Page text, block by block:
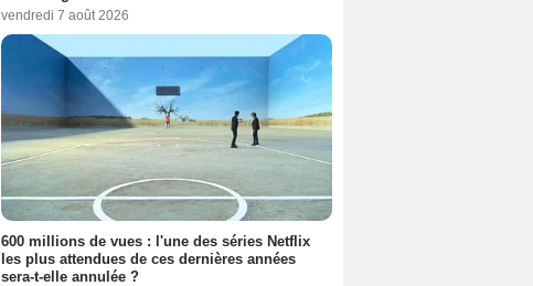
vendredi 7 août 2026
600 millions de vues : l'une des séries Netflix
les plus attendues de ces dernières années
sera-t-elle annulée ?